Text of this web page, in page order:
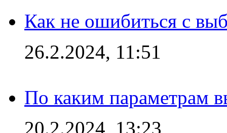
Как не ошибиться с
26.2.2024, 11:51
По каким параметрам
20.2.2024, 13:23